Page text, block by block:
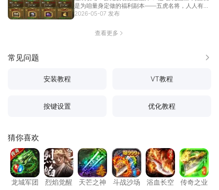
是为咱量身定做的福利副本——五虎名将，人人有
份，不... [详情]
2026-05-07 发布
查看更多
常见问题 更多
安装教程 VT教程
按键设置 优化教程
猜你喜欢
龙城军团
龙城军团
烈焰觉醒
烈焰觉醒
天芒之神
天芒之神
斗战沙场
斗战沙场
浴血长空
浴血长空
传奇之
传奇之业